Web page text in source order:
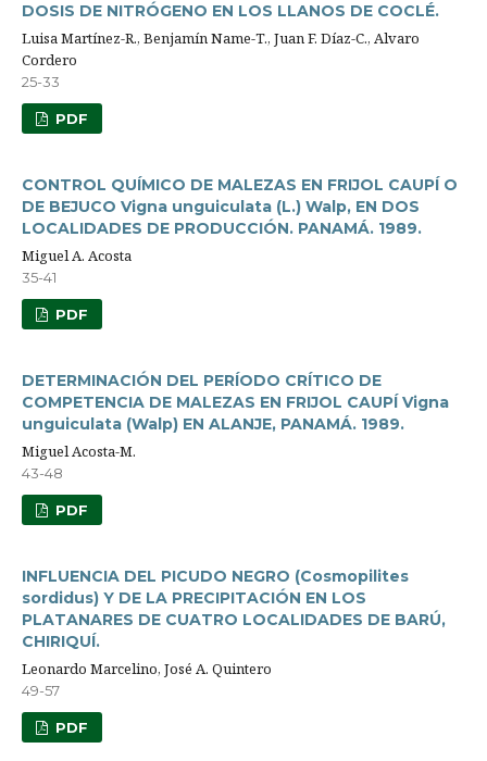
DOSIS DE NITRÓGENO EN LOS LLANOS DE COCLÉ.
Luisa Martínez-R., Benjamín Name-T., Juan F. Díaz-C., Alvaro
Cordero
25-33
PDF
CONTROL QUÍMICO DE MALEZAS EN FRIJOL CAUPÍ O
DE BEJUCO Vigna unguiculata (L.) Walp, EN DOS
LOCALIDADES DE PRODUCCIÓN. PANAMÁ. 1989.
Miguel A. Acosta
35-41
PDF
DETERMINACIÓN DEL PERÍODO CRÍTICO DE
COMPETENCIA DE MALEZAS EN FRIJOL CAUPÍ Vigna
unguiculata (Walp) EN ALANJE, PANAMÁ. 1989.
Miguel Acosta-M.
43-48
PDF
INFLUENCIA DEL PICUDO NEGRO (Cosmopilites
sordidus) Y DE LA PRECIPITACIÓN EN LOS
PLATANARES DE CUATRO LOCALIDADES DE BARÚ,
CHIRIQUÍ.
Leonardo Marcelino, José A. Quintero
49-57
PDF